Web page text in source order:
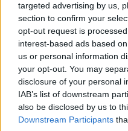
targeted advertising by us,
section to confirm your
opt-out request is
interest-based ads based
us or personal information
your opt-out. You may
disclosure of your personal
IAB’s list of downstream
also be disclosed by us to
Downstream Participants
buvo jau „rimtas“,
duoda daug“.
Trofėjino stirnino
gramų. Pasak
rekordas yra 214
sumedžiojo